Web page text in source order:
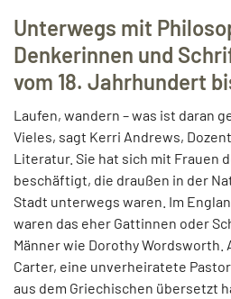
Unterwegs mit
Denkerinnen und
vom 18. Jahrhundert
Laufen, wandern – was ist daran
Vieles, sagt Kerri Andrews,
Literatur. Sie hat sich mit Frauen
beschäftigt, die draußen in der
Stadt unterwegs waren. Im
waren das eher Gattinnen oder
Männer wie Dorothy Wordsworth.
Carter, eine unverheiratete
aus dem Griechischen übersetzt